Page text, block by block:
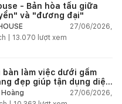
- Bản hòa tấu giữa
và "đương đại"
27/06/2026,
| 13.070 lượt xem
bàn làm việc dưới gầm
đẹp giúp tận dụng diện
chừng bị bỏ quên27/06/2026,